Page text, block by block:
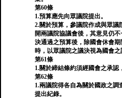
第60條
1.預算應先向眾議院提出。
2.關於預算，參議院作成與眾
開兩議院協議會後，其意見仍
決通過之預算後，除國會休會
時，以眾議院之議決視為國會之
第61條
1.關於締結條約須經國會之承認
第62條
1.兩議院得各自為關於國政之
提出紀錄。